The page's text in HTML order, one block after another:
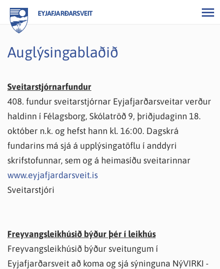
EYJAFJARÐARSVEIT
Auglýsingablaðið
Sveitarstjórnarfundur
408. fundur sveitarstjórnar Eyjafjarðarsveitar verður
haldinn í Félagsborg, Skólatröð 9, þriðjudaginn 18.
október n.k. og hefst hann kl. 16:00. Dagskrá
fundarins má sjá á upplýsingatöflu í anddyri
skrifstofunnar, sem og á heimasíðu sveitarinnar
www.eyjafjardarsveit.is
Sveitarstjóri
Freyvangsleikhúsið býður þér í leikhús
Freyvangsleikhúsið býður sveitungum í
Eyjafjarðarsveit að koma og sjá sýninguna NýVIRKI -